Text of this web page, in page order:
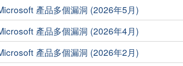
產品多個漏洞 (2026年5月)
產品多個漏洞 (2026年4月)
產品多個漏洞 (2026年2月)